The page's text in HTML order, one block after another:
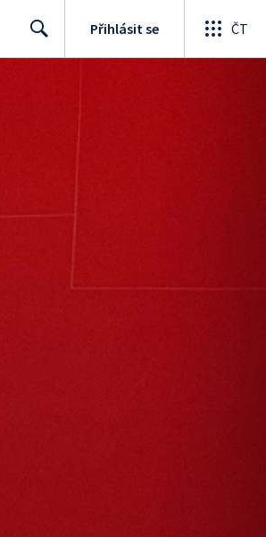
Přihlásit se ČT